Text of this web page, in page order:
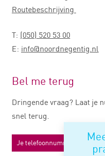
Routebeschrijving
T: (050) 520 53 00
E: info@noordnegentig.nl
Bel me terug
Dringende vraag? Laat je
snel terug.